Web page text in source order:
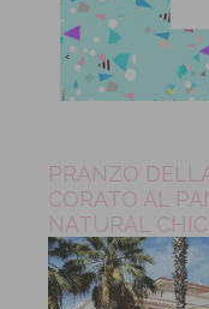
PRANZO
CORATO AL
NATURAL CHIC